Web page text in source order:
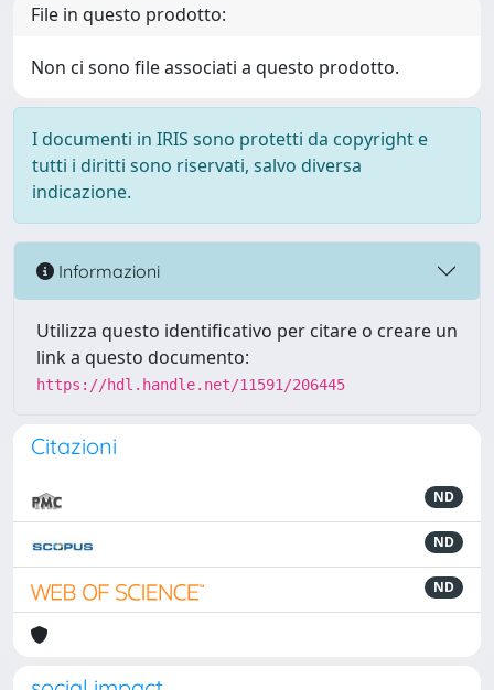
File in questo prodotto:
Non ci sono file associati a questo prodotto.
I documenti in IRIS sono protetti da copyright e
tutti i diritti sono riservati, salvo diversa
indicazione.
Informazioni
Utilizza questo identificativo per citare o creare un
link a questo documento:
https://hdl.handle.net/11591/206445
Citazioni
ND
ND
ND